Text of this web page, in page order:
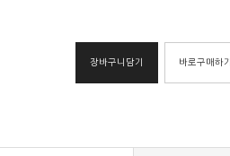
장바구니담기 바로구매하기